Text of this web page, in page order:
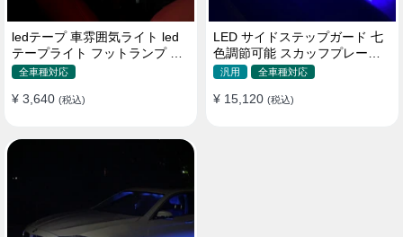
ledテープ 車雰囲気ライト led
テープライト フットランプ 車
内装飾 USB 3メートル
全車種対応
¥ 3,640 (税込)
LED サイドステップガード 七
色調節可能 スカッフプレート
汎用 全車種対応
¥ 15,120 (税込)